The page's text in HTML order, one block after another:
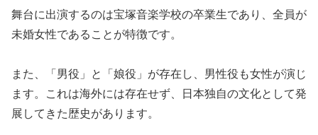
舞台に出演するのは宝塚音楽学校の卒業生であり、全員が
未婚女性であることが特徴です。
また、「男役」と「娘役」が存在し、男性役も女性が演じ
ます。これは海外には存在せず、日本独自の文化として発
展してきた歴史があります。